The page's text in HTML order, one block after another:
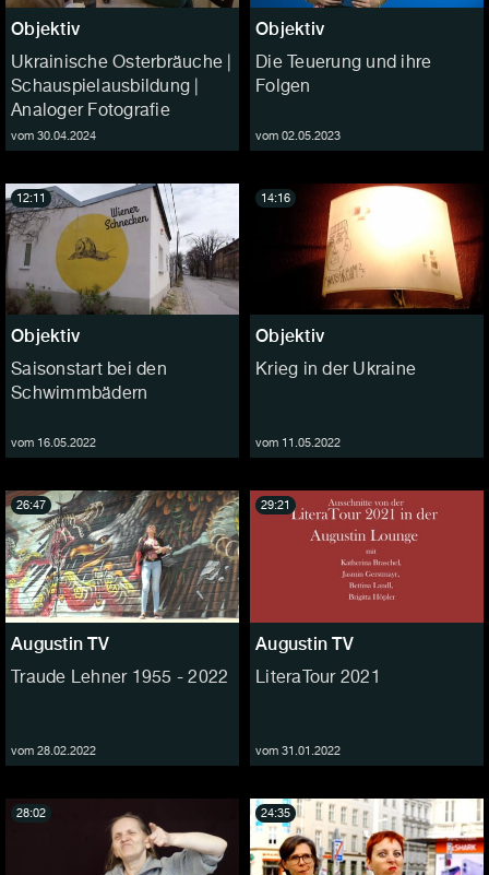
Objektiv
Ukrainische Osterbräuche |
Schauspielausbildung |
Analoger Fotografie
vom 30.04.2024
Objektiv
Die Teuerung und ihre
Folgen
vom 02.05.2023
Objektiv
Saisonstart bei den
Schwimmbädern
vom 16.05.2022
12:11
Objektiv
Krieg in der Ukraine
vom 11.05.2022
14:16
Augustin TV
Traude Lehner 1955 - 2022
vom 28.02.2022
26:47
Augustin TV
LiteraTour 2021
vom 31.01.2022
29:21
28:02 24:35